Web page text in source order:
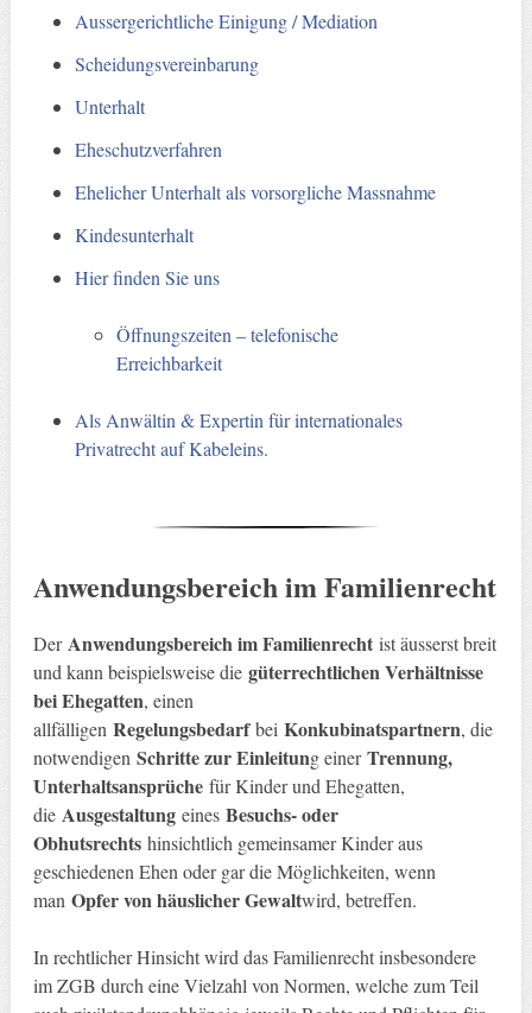
Aussergerichtliche Einigung / Mediation
Scheidungsvereinbarung
Unterhalt
Eheschutzverfahren
Ehelicher Unterhalt als vorsorgliche Massnahme
Kindesunterhalt
Hier finden Sie uns
Öffnungszeiten – telefonische
Erreichbarkeit
Als Anwältin & Expertin für internationales
Privatrecht auf Kabeleins.
Anwendungsbereich im Familienrecht
DerAnwendungsbereich im Familienrechtist äusserst breit
und kann beispielsweise die güterrechtlichen Verhältnisse
bei Ehegatten, einen
allfälligen Regelungsbedarfbei Konkubinatspartnern, die
notwendigen Schritte zur Einleitung einerTrennung,
Unterhaltsansprüchefür Kinder und Ehegatten,
die Ausgestaltungeines Besuchs- oder
Obhutsrechtshinsichtlich gemeinsamer Kinder aus
geschiedenen Ehen oder gar die Möglichkeiten, wenn
man Opfer von häuslicher Gewaltwird, betreffen.
In rechtlicher Hinsicht wird das Familienrecht insbesondere
im ZGB durch eine Vielzahl von Normen, welche zum Teil